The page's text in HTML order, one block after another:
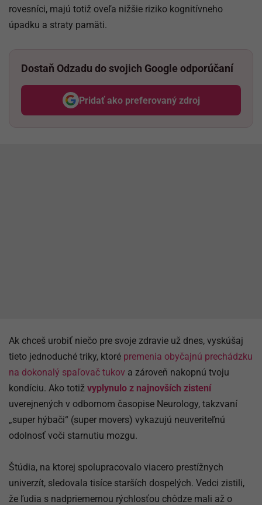
rovesníci, majú totiž oveľa nižšie riziko kognitívneho
úpadku a straty pamäti.
Dostaň Odzadu do svojich Google odporúčaní
Pridať ako preferovaný zdroj
Odzadu, odkaz sa otvorí v
Ak chceš urobiť niečo pre svoje zdravie už dnes, vyskúšaj
tieto jednoduché triky, ktoré premenia obyčajnú prechádzku
na dokonalý spaľovač tukov a zároveň nakopnú tvoju
kondíciu. Ako totiž vyplynulo z najnovších zistení
uverejnených v odbornom časopise Neurology, takzvaní
„super hýbači“ (super movers) vykazujú neuveriteľnú
odolnosť voči starnutiu mozgu.
Štúdia, na ktorej spolupracovalo viacero prestížnych
univerzít, sledovala tisíce starších dospelých. Vedci zistili,
že ľudia s nadpriemernou rýchlosťou chôdze mali až o